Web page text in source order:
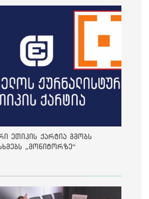
ეთიკის ქარტია გმობს
„მონიტორზე“